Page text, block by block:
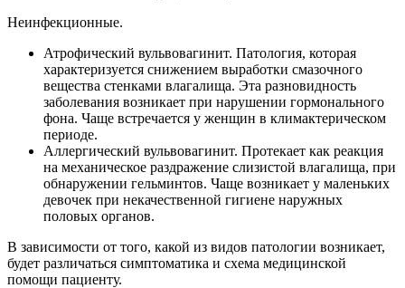
Неинфекционные.
Атрофический вульвовагинит. Патология, которая
характеризуется снижением выработки смазочного
вещества стенками влагалища. Эта разновидность
заболевания возникает при нарушении гормонального
фона. Чаще встречается у женщин в климактерическом
периоде.
Аллергический вульвовагинит. Протекает как реакция
на механическое раздражение слизистой влагалища, при
обнаружении гельминтов. Чаще возникает у маленьких
девочек при некачественной гигиене наружных
половых органов.
В зависимости от того, какой из видов патологии возникает,
будет различаться симптоматика и схема медицинской
помощи пациенту.